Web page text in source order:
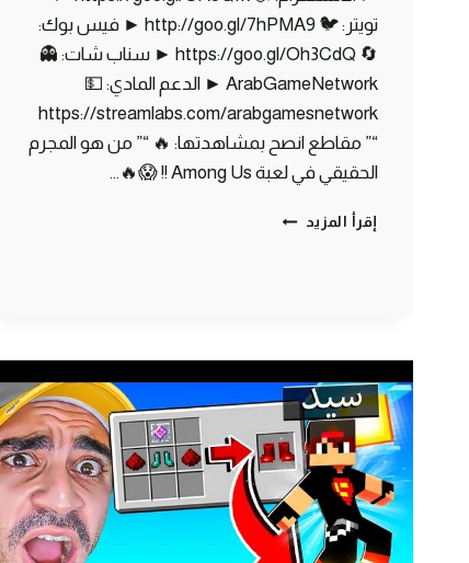
تويتر: 🐦 http://goo.gl/7hPMA9 ► فيس بوك:
🔄 https://goo.gl/Oh3CdQ ► سناب شات: 👻
ArabGameNetwork ► الدعم المادي: 💵
https://streamlabs.com/arabgamesnetwork
“” مقاطع انصح بمشاهدتها: 🔥 “” من هو المجرم
الحقيقي في لعبة Among Us !! 😱🔥…
إقرأ المزيد ماين
|
MINECRAFT
!!
😱
🔥